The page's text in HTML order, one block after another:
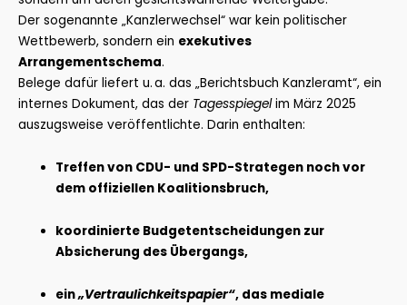
Der sogenannte „Kanzlerwechsel“ war kein politischer
Wettbewerb, sondern ein exekutives
Arrangementschema.
Belege dafür liefert u. a. das „Berichtsbuch Kanzleramt“, ein
internes Dokument, das der Tagesspiegelim März 2025
auszugsweise veröffentlichte. Darin enthalten:
Treffen von CDU- und SPD-Strategen noch vor
dem offiziellen Koalitionsbruch,
koordinierte Budgetentscheidungen zur
Absicherung des Übergangs,
ein„Vertraulichkeitspapier“, das mediale